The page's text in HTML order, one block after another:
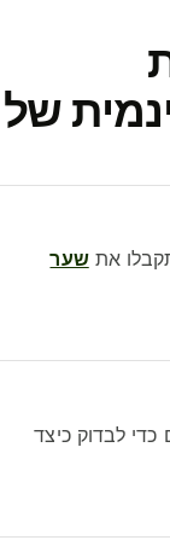
של
שער
לבדוק כיצד